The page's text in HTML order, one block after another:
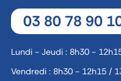
03 80 78 90
Lundi - Jeudi : 8h30 -
Vendredi : 8h30 - 12h15 /